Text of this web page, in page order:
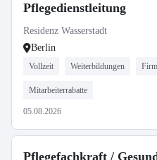
Pflegedienstleitung
Residenz Wasserstadt
Berlin
Vollzeit Weiterbildungen
Mitarbeiterrabatte
05.08.2026
Pflegefachkraft /